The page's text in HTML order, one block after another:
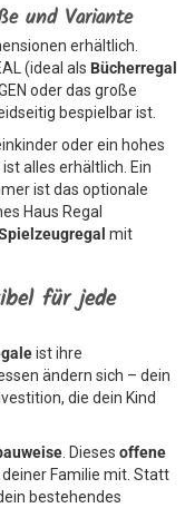
und Variante
erhältlich.
(ideal als Bücherregal
oder das große
bespielbar ist.
oder ein hohes
alles erhältlich. Ein
ist das optionale
Haus Regal
mit
für jede
ist ihre
ändern sich – dein
die dein Kind
. Dieses offene
Familie mit. Statt
bestehendes